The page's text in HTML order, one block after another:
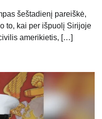
šeštadienį pareiškė,
to, kai per išpuolį Sirijoje
amerikietis, […]